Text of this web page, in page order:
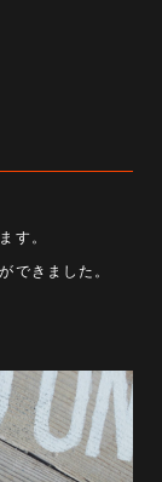
す。
できました。